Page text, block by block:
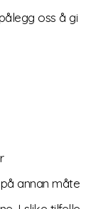
oss å gi
annan måte